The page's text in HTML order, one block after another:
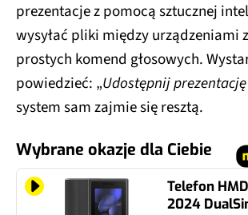
prezentacje z pomocą sztucznej
wysyłać pliki między urządzeniami
prostych komend głosowych.
powiedzieć: „Udostępnij
system sam zajmie się resztą.
Wybrane okazje dla Ciebie
Telefon
2024